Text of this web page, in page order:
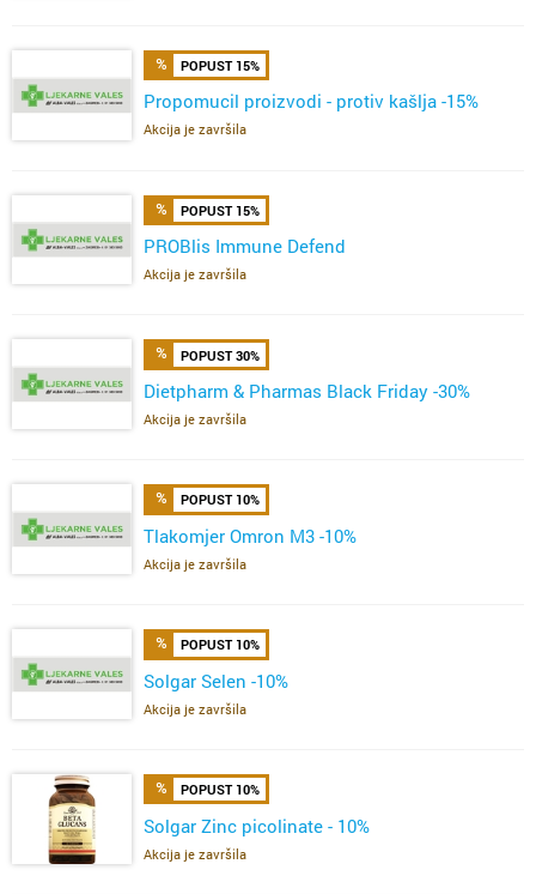
POPUST 15%
Propomucil proizvodi - protiv kašlja -15%
Akcija je završila
POPUST 15%
PROBlis Immune Defend
Akcija je završila
POPUST 30%
Dietpharm & Pharmas Black Friday -30%
Akcija je završila
POPUST 10%
Tlakomjer Omron M3 -10%
Akcija je završila
POPUST 10%
Solgar Selen -10%
Akcija je završila
POPUST 10%
Solgar Zinc picolinate - 10%
Akcija je završila